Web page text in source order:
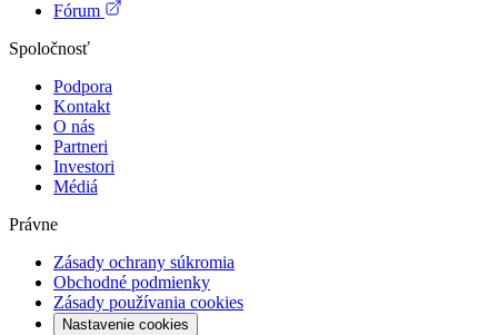
Fórum
Spoločnosť
Podpora
Kontakt
O nás
Partneri
Investori
Médiá
Právne
Zásady ochrany súkromia
Obchodné podmienky
Zásady používania cookies
Nastavenie cookies